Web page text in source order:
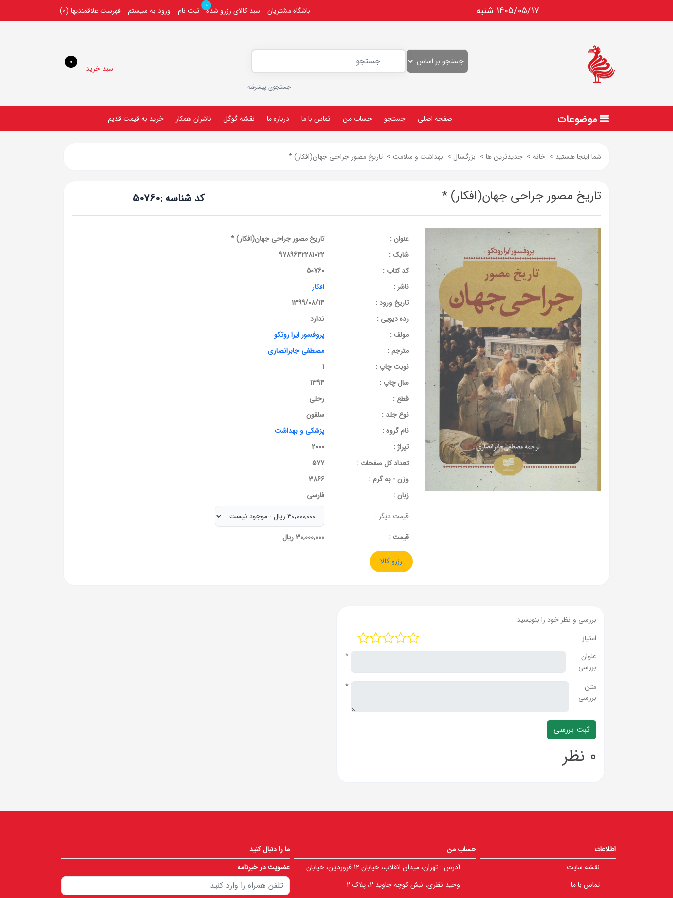
1405/05/17 شنبه باشگاه مشتریان سبد کالای رزرو شده
0
ثبت نام ورود به سیستم فهرست علاقمندیها (0)
جستجوی پیشرفته
سبد خرید
0
موضوعات صفحه اصلی جستجو حساب من تماس با ما درباره ما نقشه گوگل ناشران همکار خريد به قيمت قديم
شما اینجا هستید > خانه > جدیدترین ها > بزرگسال > بهداشت و سلامت > تاریخ مصور جراحی جهان(افکار) *
تاریخ مصور جراحی جهان(افکار) * کد شناسه :50760
عنوان :
تاریخ مصور جراحی جهان(افکار) *
شابک :
9789642281022
کد کتاب :
50760
ناشر :
افکار
تاریخ ورود :
1399/08/14
رده دیویی :
ندارد
مولف :
پروفسور ایرا روتکو
مترجم :
مصطفی جابرانصاری
نوبت چاپ :
1
سال چاپ :
1394
قطع :
رحلی
نوع جلد :
سلفون
نام گروه :
پزشکی و بهداشت
تیراژ :
2000
تعداد کل صفحات :
577
وزن - به گرم :
3866
زبان :
فارسی
قیمت دیگر :
قيمت :
30,000,000 ریال
رزرو کالا
بررسی و نظر خود را بنویسید
امتیاز
عنوان
بررسی
*
متن
بررسی
*
0 نظر
اطلاعات
نقشه سایت
تماس با ما
حساب من
آدرس :
تهران، میدان انقلاب، خیابان 12 فروردین، خیابان
وحید نظری، نبش کوچه جاوید 2، پلاک 2
ما را دنبال کنید
عضویت در خبرنامه